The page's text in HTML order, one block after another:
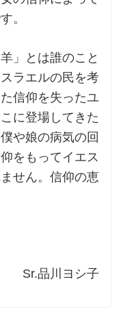
。
」とは誰のこと
ラエルの民を考
信仰を失ったユ
に登場してきた
や娘の病気の回
をもってイエス
せん。信仰の恵
Sr.品川ヨシ子